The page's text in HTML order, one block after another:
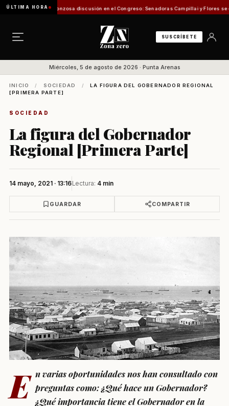
ÚLTIMA HORA
Vergonzosa discusión en el Congreso: Senadoras Campillai y Flores se
SUSCRÍBETE
Miércoles, 5 de agosto de 2026 · Punta Arenas
INICIO / SOCIEDAD /
LA FIGURA DEL GOBERNADOR REGIONAL
[PRIMERA PARTE]
SOCIEDAD
La figura del Gobernador
Regional [Primera Parte]
14 mayo, 2021 · 13:16Lectura: 4 min
GUARDAR COMPARTIR
E n varias oportunidades nos han consultado con
preguntas como: ¿Qué hace un Gobernador?
¿Qué importancia tiene el Gobernador en la